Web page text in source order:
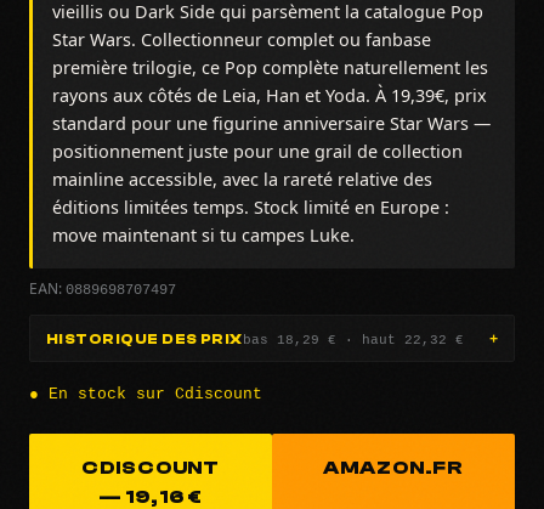
vieillis ou Dark Side qui parsèment la catalogue Pop
Star Wars. Collectionneur complet ou fanbase
première trilogie, ce Pop complète naturellement les
rayons aux côtés de Leia, Han et Yoda. À 19,39€, prix
standard pour une figurine anniversaire Star Wars —
positionnement juste pour une grail de collection
mainline accessible, avec la rareté relative des
éditions limitées temps. Stock limité en Europe :
move maintenant si tu campes Luke.
EAN: 0889698707497
HISTORIQUE DES PRIXbas 18,29 € · haut 22,32 €
● En stock sur Cdiscount
CDISCOUNT
— 19,16 €
AMAZON.FR